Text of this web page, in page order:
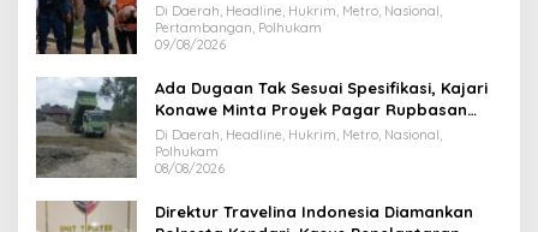
Di Daerah, Headline, Hukrim, Metro, Nasional,
Pertambangan, Polhukam
09/08/2026
Ada Dugaan Tak Sesuai Spesifikasi, Kajari
Konawe Minta Proyek Pagar Rupbasan
Rp1,9 Miliar Dihentikan
Di Daerah, Headline, Hukrim, Metro, Nasional,
Polhukam
08/08/2026
Direktur Travelina Indonesia Diamankan